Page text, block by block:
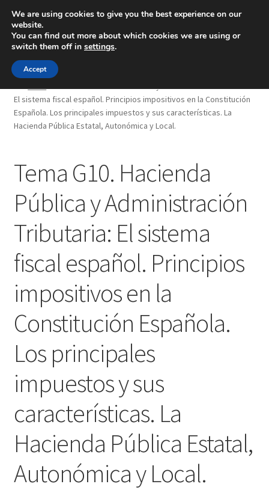
Inicio
Blog
Contacto
El sistema fiscal español. Principios impositivos en la Constitución
Española. Los principales impuestos y sus características. La
Hacienda Pública Estatal, Autonómica y Local.
Tema G10. Hacienda
Pública y Administración
Tributaria: El sistema
fiscal español. Principios
impositivos en la
Constitución Española.
Los principales
impuestos y sus
características. La
Hacienda Pública Estatal,
Autonómica y Local.
We are using cookies to give you the best experience on our
website.
You can find out more about which cookies we are using or
switch them off in settings.
Accept